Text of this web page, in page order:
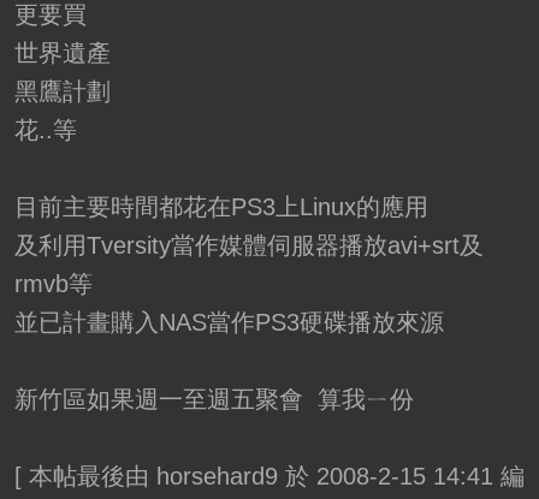
更要買
世界遺產
黑鷹計劃
花..等
目前主要時間都花在PS3上Linux的應用
及利用Tversity當作媒體伺服器播放avi+srt及
rmvb等
並已計畫購入NAS當作PS3硬碟播放來源
新竹區如果週一至週五聚會 算我ㄧ份
[本帖最後由 horsehard9 於 2008-2-15 14:41 編